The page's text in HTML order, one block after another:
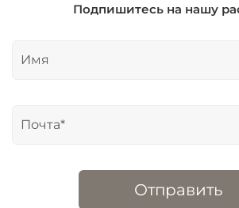
Подпишитесь на нашу
Отправить